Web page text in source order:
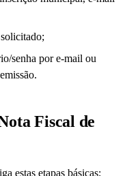
senha por e-mail ou
Fiscal de
estas etapas básicas: